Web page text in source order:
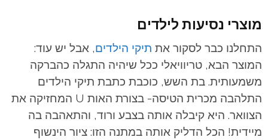
מוצרי נסיעות לילדים
התחלנו כבר לסקור את תיקי הילדים, אבל יש עוד:
המוצר הבא, טריוויאלי ככל שיהיה התגלה כהברקה
משמעותית. בת השש, כוכבת כתבת תיקי הילדים
התלהבה מכרית הטיסה- בצורת האות U המחזיקה את
הצוואר. היא קיבלה אותה בצבע ורוד, והתאהבה בה
מיידית! הכל הדליק אותה במתנה הזו: ציור הינשוף